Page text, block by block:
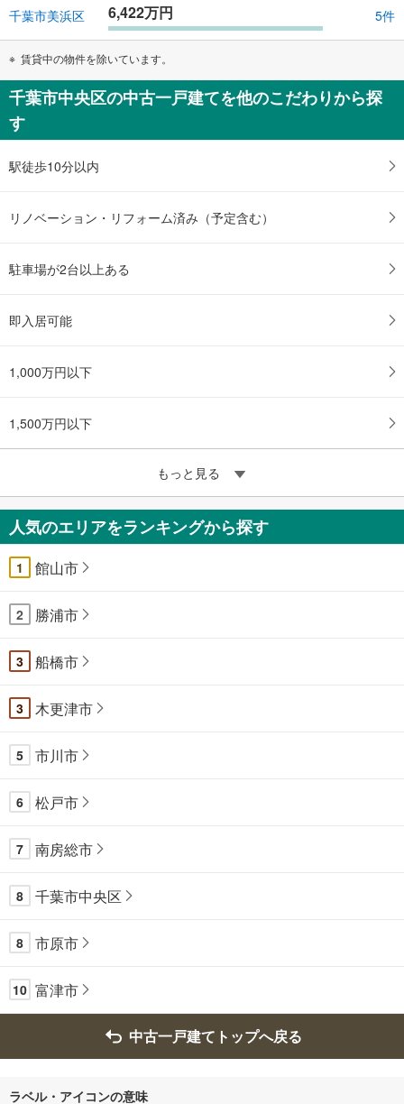
千葉市美浜区 6,422万円 5件
賃貸中の物件を除いています。
千葉市中央区の中古一戸建てを他のこだわりから探
す
駅徒歩10分以内
リノベーション・リフォーム済み（予定含む）
駐車場が2台以上ある
即入居可能
1,000万円以下
1,500万円以下
もっと見る
人気のエリアをランキングから探す
1 館山市
2 勝浦市
3 船橋市
3 木更津市
5 市川市
6 松戸市
7 南房総市
8 千葉市中央区
8 市原市
10 富津市
中古一戸建てトップへ戻る
ラベル・アイコンの意味